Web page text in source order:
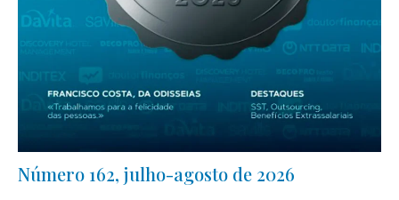
Número 162, julho-agosto de 2026